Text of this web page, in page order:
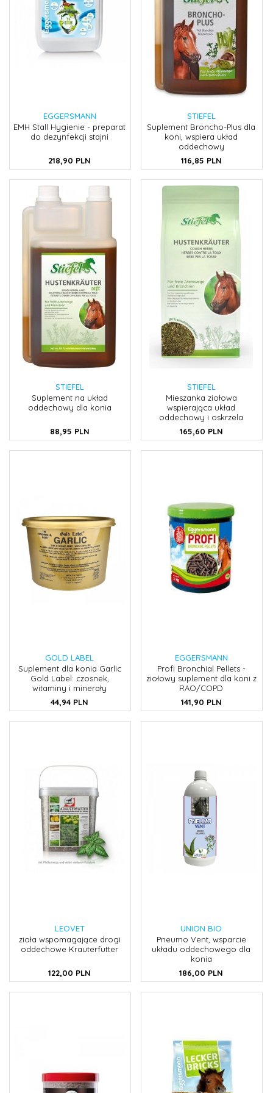
EGGERSMANN
EMH Stall Hygienie - preparat
do dezynfekcji stajni
218,90 PLN
STIEFEL
Suplement Broncho-Plus dla
koni, wspiera układ
oddechowy
116,85 PLN
STIEFEL
Suplement na układ
oddechowy dla konia
88,95 PLN
STIEFEL
Mieszanka ziołowa
wspierająca układ
oddechowy i oskrzela
165,60 PLN
GOLD LABEL
Suplement dla konia Garlic
Gold Label: czosnek,
witaminy i minerały
44,94 PLN
EGGERSMANN
Profi Bronchial Pellets -
ziołowy suplement dla koni z
RAO/COPD
141,90 PLN
LEOVET
zioła wspomagające drogi
oddechowe Krauterfutter
122,00 PLN
UNION BIO
Pneumo Vent, wsparcie
układu oddechowego dla
konia
186,00 PLN